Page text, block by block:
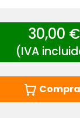
30,00 €
(IVA